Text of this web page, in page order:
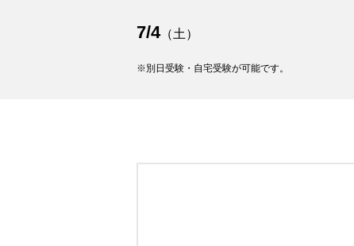
7/4（土）
別日受験・自宅受験が可能です。